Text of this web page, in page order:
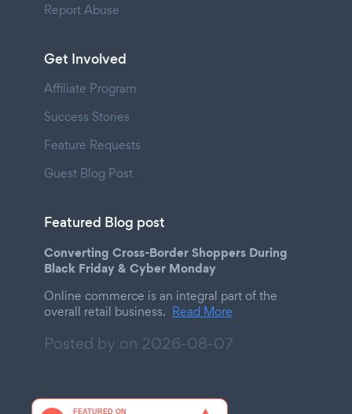
Report Abuse
Get Involved
Affiliate Program
Success Stories
Feature Requests
Guest Blog Post
Featured Blog post
Converting Cross-Border Shoppers During
Black Friday & Cyber Monday
Online commerce is an integral part of the
overall retail business. Read More
Posted by on 2026-08-07